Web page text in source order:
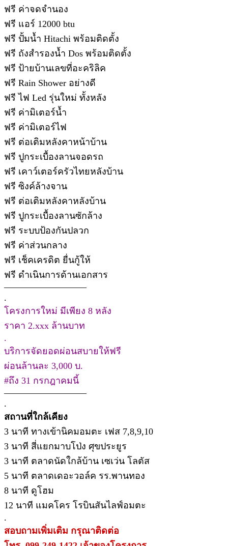
ฟรี ค่าจดจำนอง
ฟรี แอร์ 12000 btu
ฟรี ปั้มน้ำ Hitachi พร้อมติดตั้ง
ฟรี ถังสำรองน้ำ Dos พร้อมติดตั้ง
ฟรี ป้ายบ้านเลขที่อะคริลิค
ฟรี Rain Shower อย่างดี
ฟรี ไฟ Led รุ่นใหม่ ทั้งหลัง
ฟรี ค่ามิเตอร์น้ำ
ฟรี ค่ามิเตอร์ไฟ
ฟรี ต่อเติมหลังคาหน้าบ้าน
ฟรี ปูกระเบื้องลานจอดรถ
ฟรี เคาว์เตอร์ครัวไทยหลังบ้าน
ฟรี ซิงค์ล้างจาน
ฟรี ต่อเติมหลังคาหลังบ้าน
ฟรี ปูกระเบื้องลานซักล้าง
ฟรี ระบบป้องกันปลวก
ฟรี ค่าส่วนกลาง
ฟรี เช็คเครดิต ยื่นกู้ให้
ฟรี ดำเนินการด้านเอกสาร
—————————
.
โครงการใหม่ มีเพียง 8 หลัง
ราคา 2.xxx ล้านบาท
.
บริการจัดยอดผ่อนสบายให้ฟรี
ผ่อนล้านละ 3,000 บ.
#ถึง 31 กรกฎาคมนี้
—————————
.
สถานที่ใกล้เคียง
3 นาที ทางเข้านิคมอมตะ เฟส 7,8,9,10
3 นาที สี่แยกมาบโป่ง ศุขประยูร
3 นาที ตลาดนัดใกล้บ้าน เซเว่น โลตัส
5 นาที ตลาดเดอะวอล์ค รร.พานทอง
8 นาที ดูโฮม
12 นาที แมคโคร โรบินสันไลฟ์อมตะ
.
สอบถามเพิ่มเติม กรุณาติดต่อ